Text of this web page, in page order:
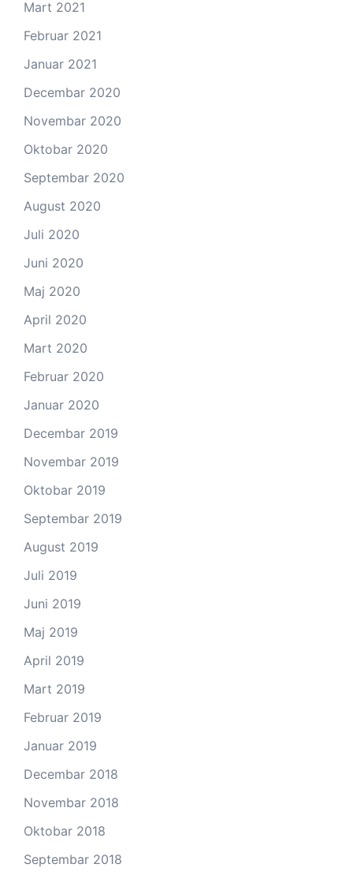
Mart 2021
Februar 2021
Januar 2021
Decembar 2020
Novembar 2020
Oktobar 2020
Septembar 2020
August 2020
Juli 2020
Juni 2020
Maj 2020
April 2020
Mart 2020
Februar 2020
Januar 2020
Decembar 2019
Novembar 2019
Oktobar 2019
Septembar 2019
August 2019
Juli 2019
Juni 2019
Maj 2019
April 2019
Mart 2019
Februar 2019
Januar 2019
Decembar 2018
Novembar 2018
Oktobar 2018
Septembar 2018